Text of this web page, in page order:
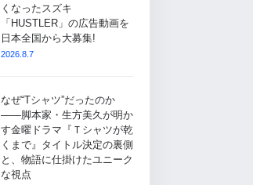
くなったスズキ
「HUSTLER」の広告動画を
日本全国から大募集!
2026.8.7
なぜ“Tシャツ”だったのか
――脚本家・生方美久が明か
す金曜ドラマ『Ｔシャツが乾
くまで』タイトル決定の裏側
と、物語に仕掛けたユニーク
な視点